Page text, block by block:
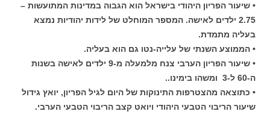
• שיעור הפריון היהודי בישראל הוא הגבוה במדינות המתועשות –
2.75 ילדים לאישה. המספר המוחלט של לידות יהודיות נמצא
בעליה מתמדת.
• הממוצע השנתי של עלייה-נטו גם הוא בעליה.
• שיעור הפריון הערבי צנח מלמעלה מ-9 ילדים לאישה בשנות
ה-60 ל-3 ומשהו בימינו..
• כתוצאה מהצטרפות התינוקות של היום לגיל הפריון, יואץ גידול
שיעור הריבוי הטבעי היהודי ויואט קצב הריבוי הטבעי הערבי.